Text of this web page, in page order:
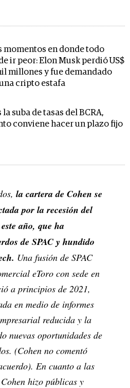
momentos en donde todo
ir peor: Elon Musk perdió US$
millones y fue demandado
cripto estafa
la suba de tasas del BCRA,
conviene hacer un plazo fijo
la cartera de Cohen se
por la recesión del
año, que ha
de SPAC y hundido
Una fusión de SPAC
eToro con sede en
a principios de 2021,
en medio de informes
reducida y la
nuevas oportunidades de
(Cohen no comentó
En cuanto a las
hizo públicas y